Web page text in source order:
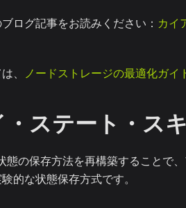
ログ記事をお読みください： カイ
、 ノードストレージの最適化ガイ
ステート・ス
態の保存方法を再構築することで
的な状態保存方式です。